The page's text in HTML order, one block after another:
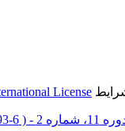
License
11، شماره 2 - ( 6-1393 )